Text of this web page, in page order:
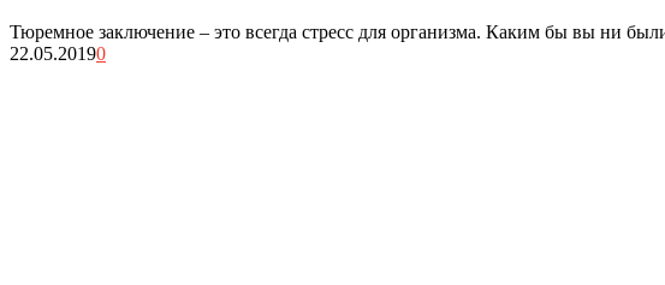
Тюремное заключение – это всегда стресс для организма. Каким бы вы ни
22.05.20190